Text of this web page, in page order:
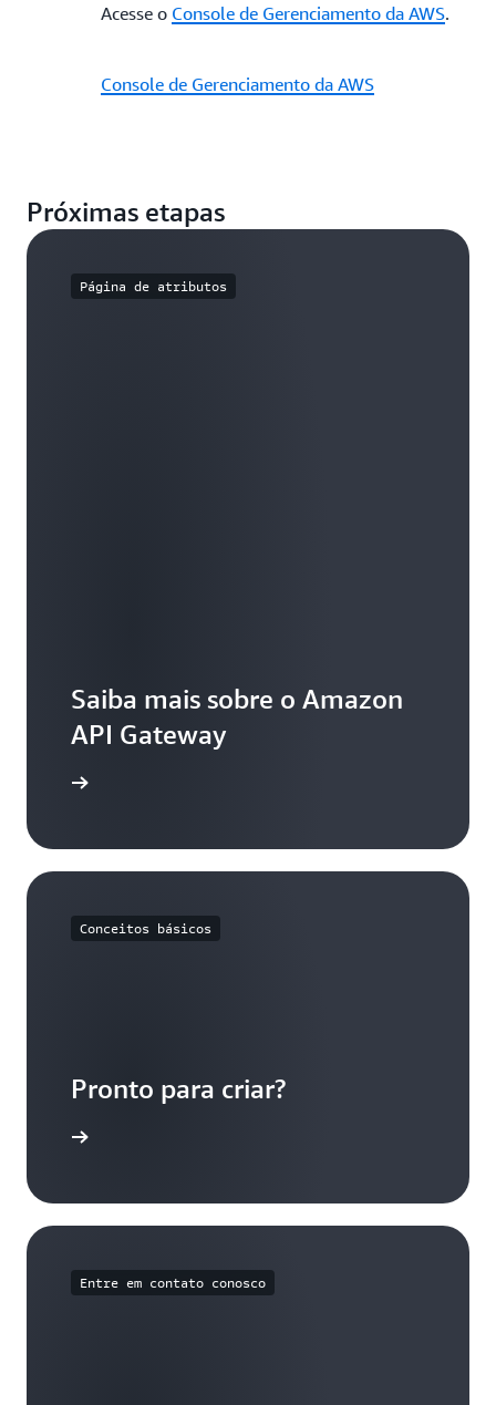
Acesse o Console de Gerenciamento da AWS.
Console de Gerenciamento da AWS
Próximas etapas
Página de atributos
Saiba mais sobre o Amazon
API Gateway
Conceitos básicos
Pronto para criar?
Entre em contato conosco